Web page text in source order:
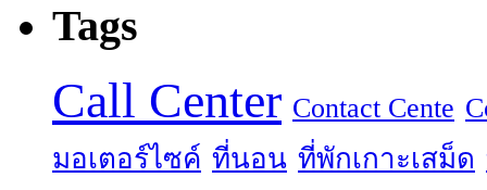
Tags
Call Center Contact Cente
มอเตอร์ไซค์ ที่นอน ที่พักเกาะเสม็ด